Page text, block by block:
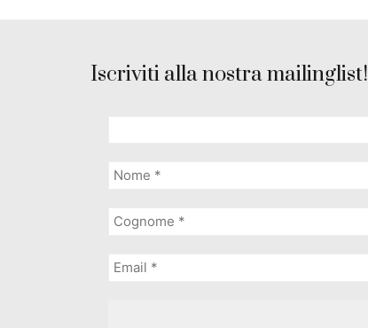
Iscriviti alla nostra mailinglist!